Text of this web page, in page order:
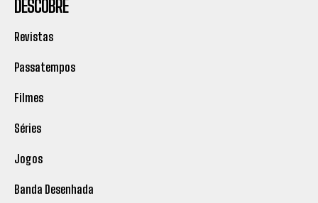
DESCOBRE
Revistas
Passatempos
Filmes
Séries
Jogos
Banda Desenhada